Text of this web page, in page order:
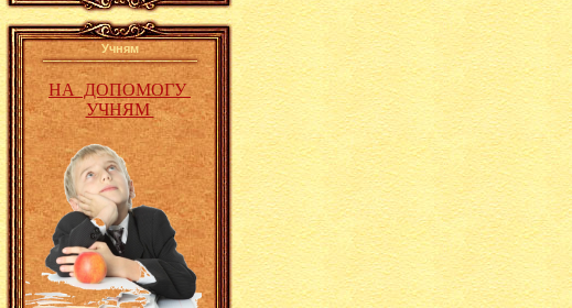
Учням
НА ДОПОМОГУ
УЧНЯМ